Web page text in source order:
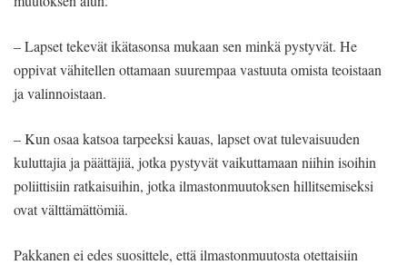
– Lapset tekevät ikätasonsa mukaan sen minkä pystyvät. He
oppivat vähitellen ottamaan suurempaa vastuuta omista teoistaan
ja valinnoistaan.
– Kun osaa katsoa tarpeeksi kauas, lapset ovat tulevaisuuden
kuluttajia ja päättäjiä, jotka pystyvät vaikuttamaan niihin isoihin
poliittisiin ratkaisuihin, jotka ilmastonmuutoksen hillitsemiseksi
ovat välttämättömiä.
Pakkanen ei edes suosittele, että ilmastonmuutosta otettaisiin